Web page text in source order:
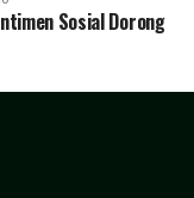
Sosial Dorong